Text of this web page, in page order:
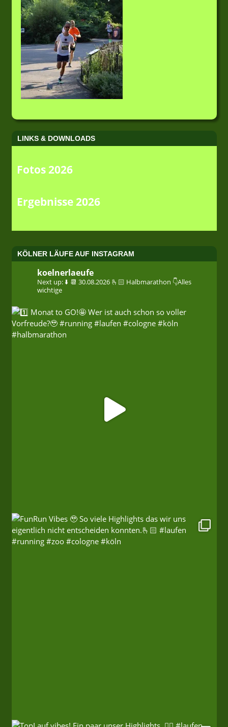
LINKS & DOWNLOADS
Fotos 2026
Ergebnisse 2026
KÖLNER LÄUFE AUF INSTAGRAM
koelnerlaeufe
Next up: ⬇️ 📆 30.08.2026 🫰🏻 Halbmarathon 👇Alles
wichtige